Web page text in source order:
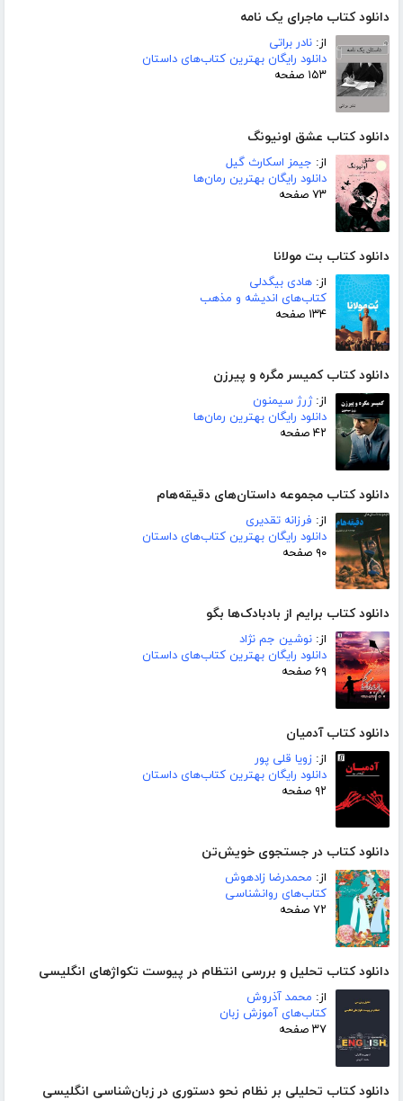
دانلود کتاب ماجرای یک نامه
از: نادر براتی
دانلود رایگان بهترین کتاب‌های داستان
۱۵۳ صفحه
دانلود کتاب عشق اونیونگ
از: جیمز اسکارث گیل
دانلود رایگان بهترین رمان‌ها
۷۳ صفحه
دانلود کتاب بت مولانا
از: هادی بیگدلی
کتاب‌های اندیشه و مذهب
۱۳۴ صفحه
دانلود کتاب کمیسر مگره و پیرزن
از:ژرژ سیمنون
دانلود رایگان بهترین رمان‌ها
۴۲ صفحه
دانلود کتاب مجموعه داستان‌های دقیقه‌هام
از: فرزانه تقدیری
دانلود رایگان بهترین کتاب‌های داستان
۹۰ صفحه
دانلود کتاب برایم از بادبادک‌ها بگو
از: نوشین جم نژاد
دانلود رایگان بهترین کتاب‌های داستان
۶۹ صفحه
دانلود کتاب آدمیان
از: زویا قلی پور
دانلود رایگان بهترین کتاب‌های داستان
۹۲ صفحه
دانلود کتاب در جستجوی خویش‌تن
از: محمدرضا زادهوش
کتاب‌های روانشناسی
۷۲ صفحه
دانلود کتاب تحلیل و بررسی انتظام در پیوست تکواژهای انگلیسی
از: محمد آذروش
کتاب‌های آموزش زبان
۳۷ صفحه
دانلود کتاب تحلیلی بر نظام نحو دستوری در زبان‌شناسی انگلیسی